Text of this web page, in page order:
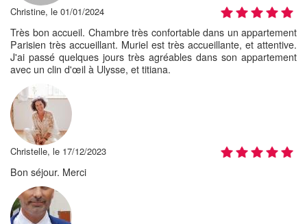
Christine, le 01/01/2024
Très bon accueil. Chambre très confortable dans un appartement
Parisien très accueillant. Muriel est très accueillante, et attentive.
J'ai passé quelques jours très agréables dans son appartement
avec un clin d'œil à Ulysse, et titiana.
Christelle, le 17/12/2023
Bon séjour. Merci